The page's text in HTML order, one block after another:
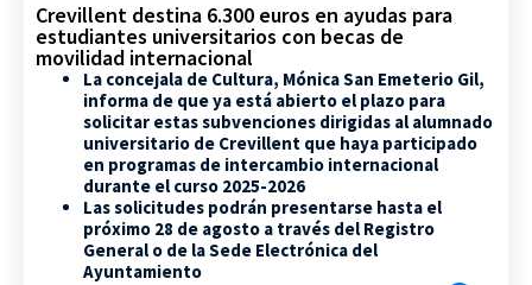
Crevillent destina 6.300 euros en ayudas para
estudiantes universitarios con becas de
movilidad internacional
La concejala de Cultura, Mónica San Emeterio Gil,
informa de que ya está abierto el plazo para
solicitar estas subvenciones dirigidas al alumnado
universitario de Crevillent que haya participado
en programas de intercambio internacional
durante el curso 2025-2026
Las solicitudes podrán presentarse hasta el
próximo 28 de agosto a través del Registro
General o de la Sede Electrónica del
Ayuntamiento